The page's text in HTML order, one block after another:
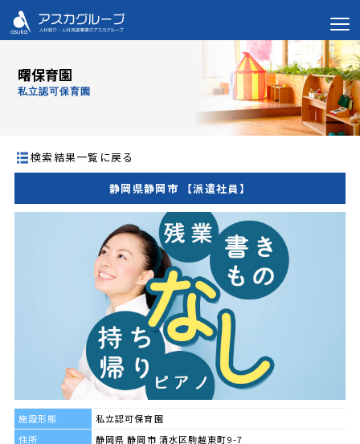
曙保育園
私立認可保育園
検索結果一覧に戻る
静岡県静岡市 【派遣社員】
施設形態
私立認可保育園
住所
静岡県 静岡市 清水区駒越東町9-7